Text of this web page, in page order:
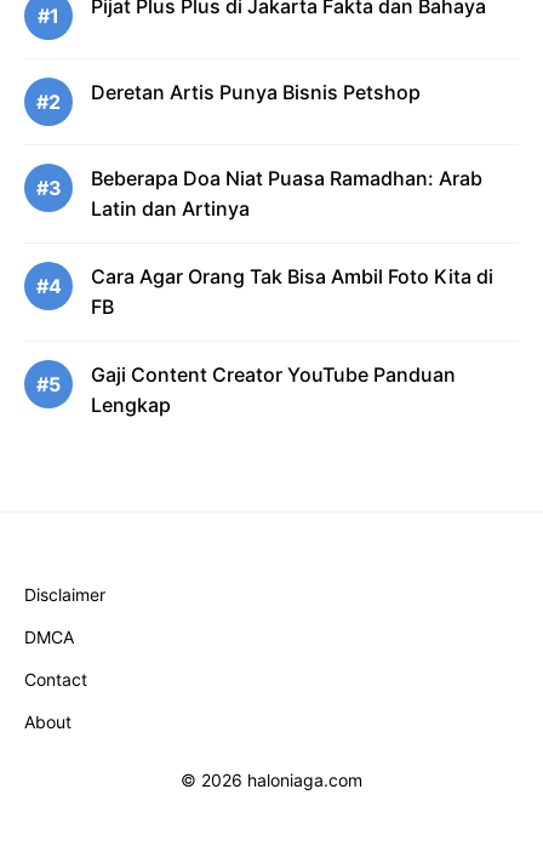
#1 Pijat Plus Plus di Jakarta Fakta dan Bahaya
#2 Deretan Artis Punya Bisnis Petshop
#3
Beberapa Doa Niat Puasa Ramadhan: Arab
Latin dan Artinya
#4
Cara Agar Orang Tak Bisa Ambil Foto Kita di
FB
#5
Gaji Content Creator YouTube Panduan
Lengkap
Disclaimer
DMCA
Contact
About
© 2026 haloniaga.com